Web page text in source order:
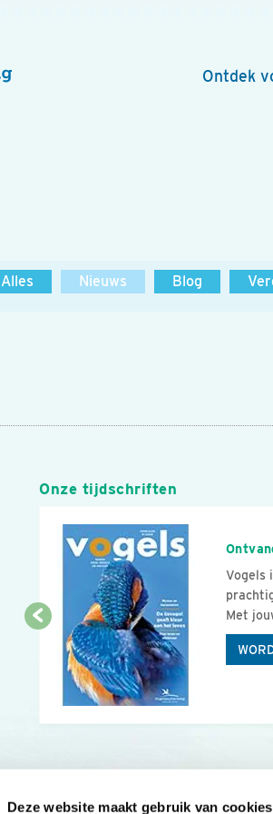
Deze website maakt gebruik van cookies
Ontdek
Alles Nieuws Blog
Onze tijdschriften
Vogels
Met